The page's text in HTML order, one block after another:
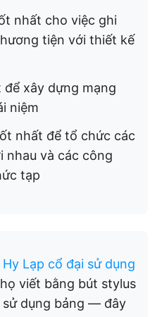
nhất cho việc ghi
tiện với thiết kế
để xây dựng mạng
niệm
nhất để tổ chức các
nhau và các công
tạp
Lạp cổ đại sử dụng
viết bằng bút stylus
sử dụng bảng — đây